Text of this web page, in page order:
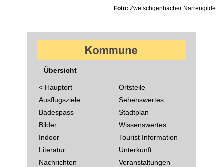
Foto: Zwetschgenbacher Narrengilde
Übersicht
< Hauptort
Ausflugsziele
Badespass
Bilder
Indoor
Literatur
Nachrichten
Ortsteile
Sehenswertes
Stadtplan
Wissenswertes
Tourist Information
Unterkunft
Veranstaltungen